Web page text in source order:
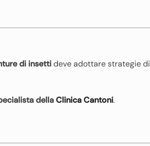
di insettideve adottare strategie di
dellaClinica Cantoni.